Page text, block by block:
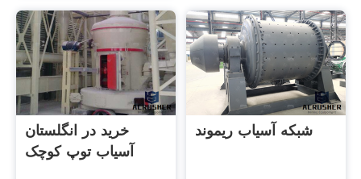
خرید در انگلستان
آسیاب توپ کوچک
شبکه آسیاب ریموند